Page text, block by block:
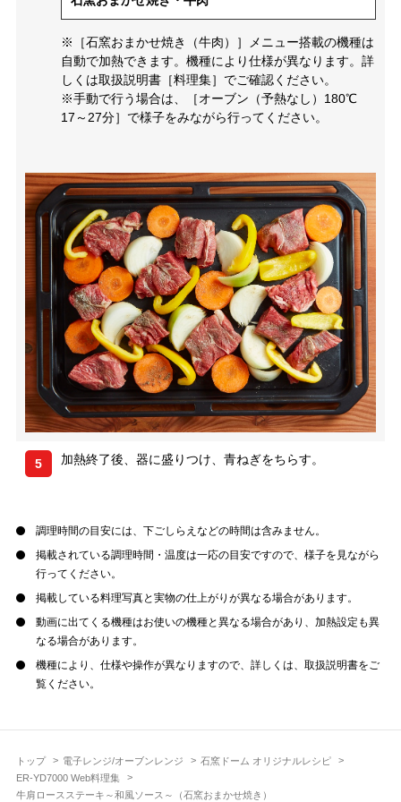
トップ 電子レンジ/オーブンレンジ
石窯ドーム オリジナルレシピ
ER-YD7000 Web料理集
牛肩ロースステーキ～和風ソース～（石窯おまかせ焼き）
※［石窯おまかせ焼き（牛肉）］メニュー搭載の機種は
自動で加熱できます。機種により仕様が異なります。詳
しくは取扱説明書［料理集］でご確認ください。
※手動で行う場合は、［オーブン（予熱なし）180℃
17～27分］で様子をみながら行ってください。
5 加熱終了後、器に盛りつけ、青ねぎをちらす。
調理時間の目安には、下ごしらえなどの時間は含みません。
掲載されている調理時間・温度は一応の目安ですので、様子を見ながら
行ってください。
掲載している料理写真と実物の仕上がりが異なる場合があります。
動画に出てくる機種はお使いの機種と異なる場合があり、加熱設定も異
なる場合があります。
機種により、仕様や操作が異なりますので、詳しくは、取扱説明書をご
覧ください。